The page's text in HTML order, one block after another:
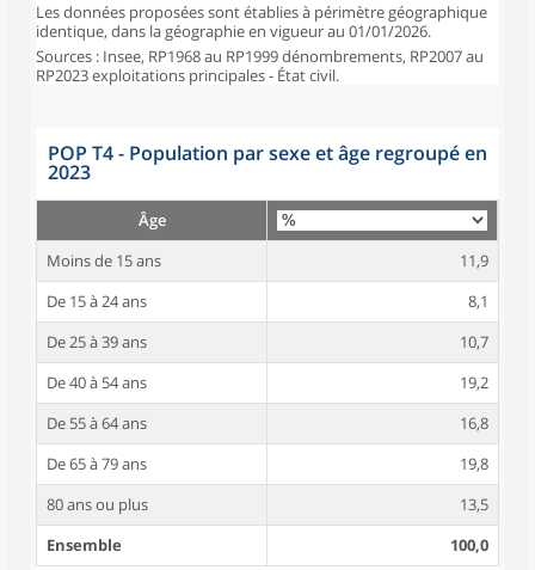
Les données proposées sont établies à périmètre géographique
identique, dans la géographie en vigueur au 01/01/2026.
Sources : Insee, RP1968 au RP1999 dénombrements, RP2007 au
RP2023 exploitations principales - État civil.
POP T4 - Population par sexe et âge regroupé en
2023
Âge
Moins de 15 ans
11,9
De 15 à 24 ans
8,1
De 25 à 39 ans
10,7
De 40 à 54 ans
19,2
De 55 à 64 ans
16,8
De 65 à 79 ans
19,8
80 ans ou plus
13,5
Ensemble
100,0